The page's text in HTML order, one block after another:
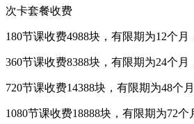
次卡套餐收费
180节课收费4988块，有限期为12个月
360节课收费8388块，有限期为24个月
720节课收费14388块，有限期为48个
1080节课收费18888块，有限期为72个